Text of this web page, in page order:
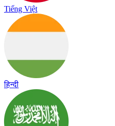
Tiếng Việt
हिन्दी